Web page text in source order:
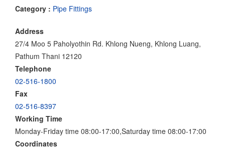
Category : Pipe Fittings
Address
27/4 Moo 5 Paholyothin Rd. Khlong Nueng, Khlong Luang,
Pathum Thani 12120
Telephone
02-516-1800
Fax
02-516-8397
Working Time
Monday-Friday time 08:00-17:00,Saturday time 08:00-17:00
Coordinates